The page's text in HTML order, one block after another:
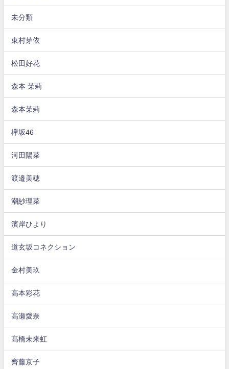
未分類
東村芽依
松田好花
森本 茉莉
森本茉莉
欅坂46
河田陽菜
渡邉美穂
潮紗理菜
濱岸ひより
道玄坂コネクション
金村美玖
高本彩花
高瀬愛奈
髙橋未来虹
齊藤京子